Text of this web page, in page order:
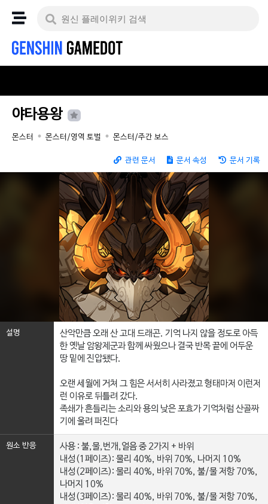
야타용왕
몬스터 몬스터/영역 토벌 몬스터/주간 보스
관련 문서 문서 속성 문서 기록
설명
산악만큼 오래 산 고대 드래곤. 기억 나지 않을 정도로 아득
한 옛날 암왕제군과 함께 싸웠으나 결국 반목 끝에 어두운
땅 밑에 진압됐다.
오랜 세월에 거쳐 그 힘은 서서히 사라졌고 형태마저 이런저
런 이유로 뒤틀려 갔다.
족쇄가 흔들리는 소리와 용의 낮은 포효가 기억처럼 산골짜
기에 울려 퍼진다
원소 반응
사용 : 불,물,번개,얼음 중 2가지 + 바위
내성(1페이즈): 물리 40%, 바위 70%, 나머지 10%
내성(2페이즈): 물리 40%, 바위 70%, 불/물 저항 70%,
나머지 10%
내성(3페이즈): 물리 40%, 바위 70%, 불/물 저항 70%,